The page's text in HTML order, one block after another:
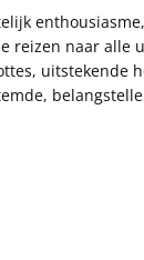
reizen naar alle
uitstekende